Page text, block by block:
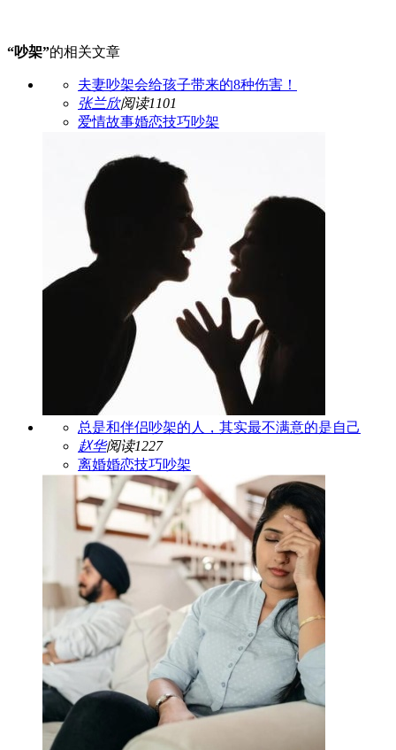
“吵架”的相关文章
夫妻吵架会给孩子带来的8种伤害！
张兰欣阅读1101
爱情故事婚恋技巧吵架
总是和伴侣吵架的人，其实最不满意的是自己
赵华阅读1227
离婚婚恋技巧吵架